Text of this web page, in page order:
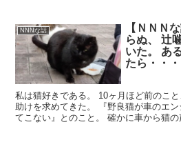
NNNな話
【ＮＮＮ
らぬ、 辻
いた。 あ
たら・・・
私は猫好きである。 10ヶ月ほど前のこ
助けを求めてきた。 『野良猫が車のエ
てこない』とのこと。 確かに車から猫の